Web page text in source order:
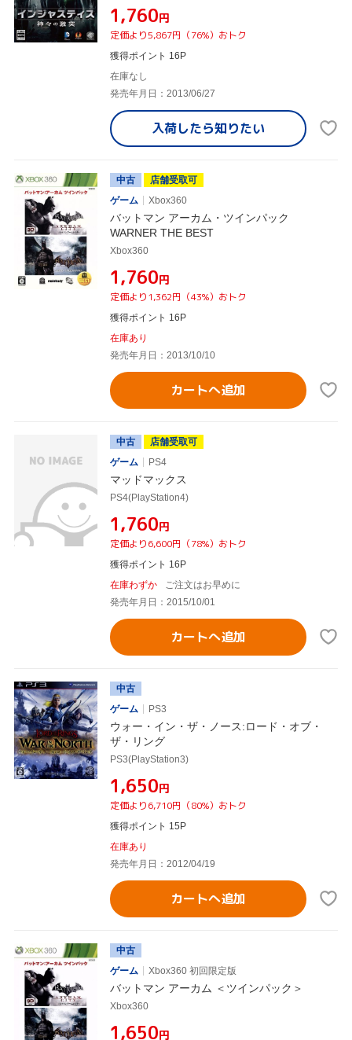
¥1,760円
定価より5,867円（76%）おトク
獲得ポイント 16P
在庫なし
発売年月日：2013/06/27
入荷したら知りたい
中古
店舗受取可
ゲーム
Xbox360
バットマン アーカム・ツインパック
WARNER THE BEST
Xbox360
¥1,760円
定価より1,362円（43%）おトク
獲得ポイント 16P
在庫あり
発売年月日：2013/10/10
カートへ追加
中古
店舗受取可
ゲーム
PS4
マッドマックス
PS4(PlayStation4)
¥1,760円
定価より6,600円（78%）おトク
獲得ポイント 16P
在庫わずか
ご注文はお早めに
発売年月日：2015/10/01
カートへ追加
中古
ゲーム
PS3
ウォー・イン・ザ・ノース:ロード・オブ・
ザ・リング
PS3(PlayStation3)
¥1,650円
定価より6,710円（80%）おトク
獲得ポイント 15P
在庫あり
発売年月日：2012/04/19
カートへ追加
中古
ゲーム
Xbox360 初回限定版
バットマン アーカム ＜ツインパック＞
Xbox360
¥1,650円